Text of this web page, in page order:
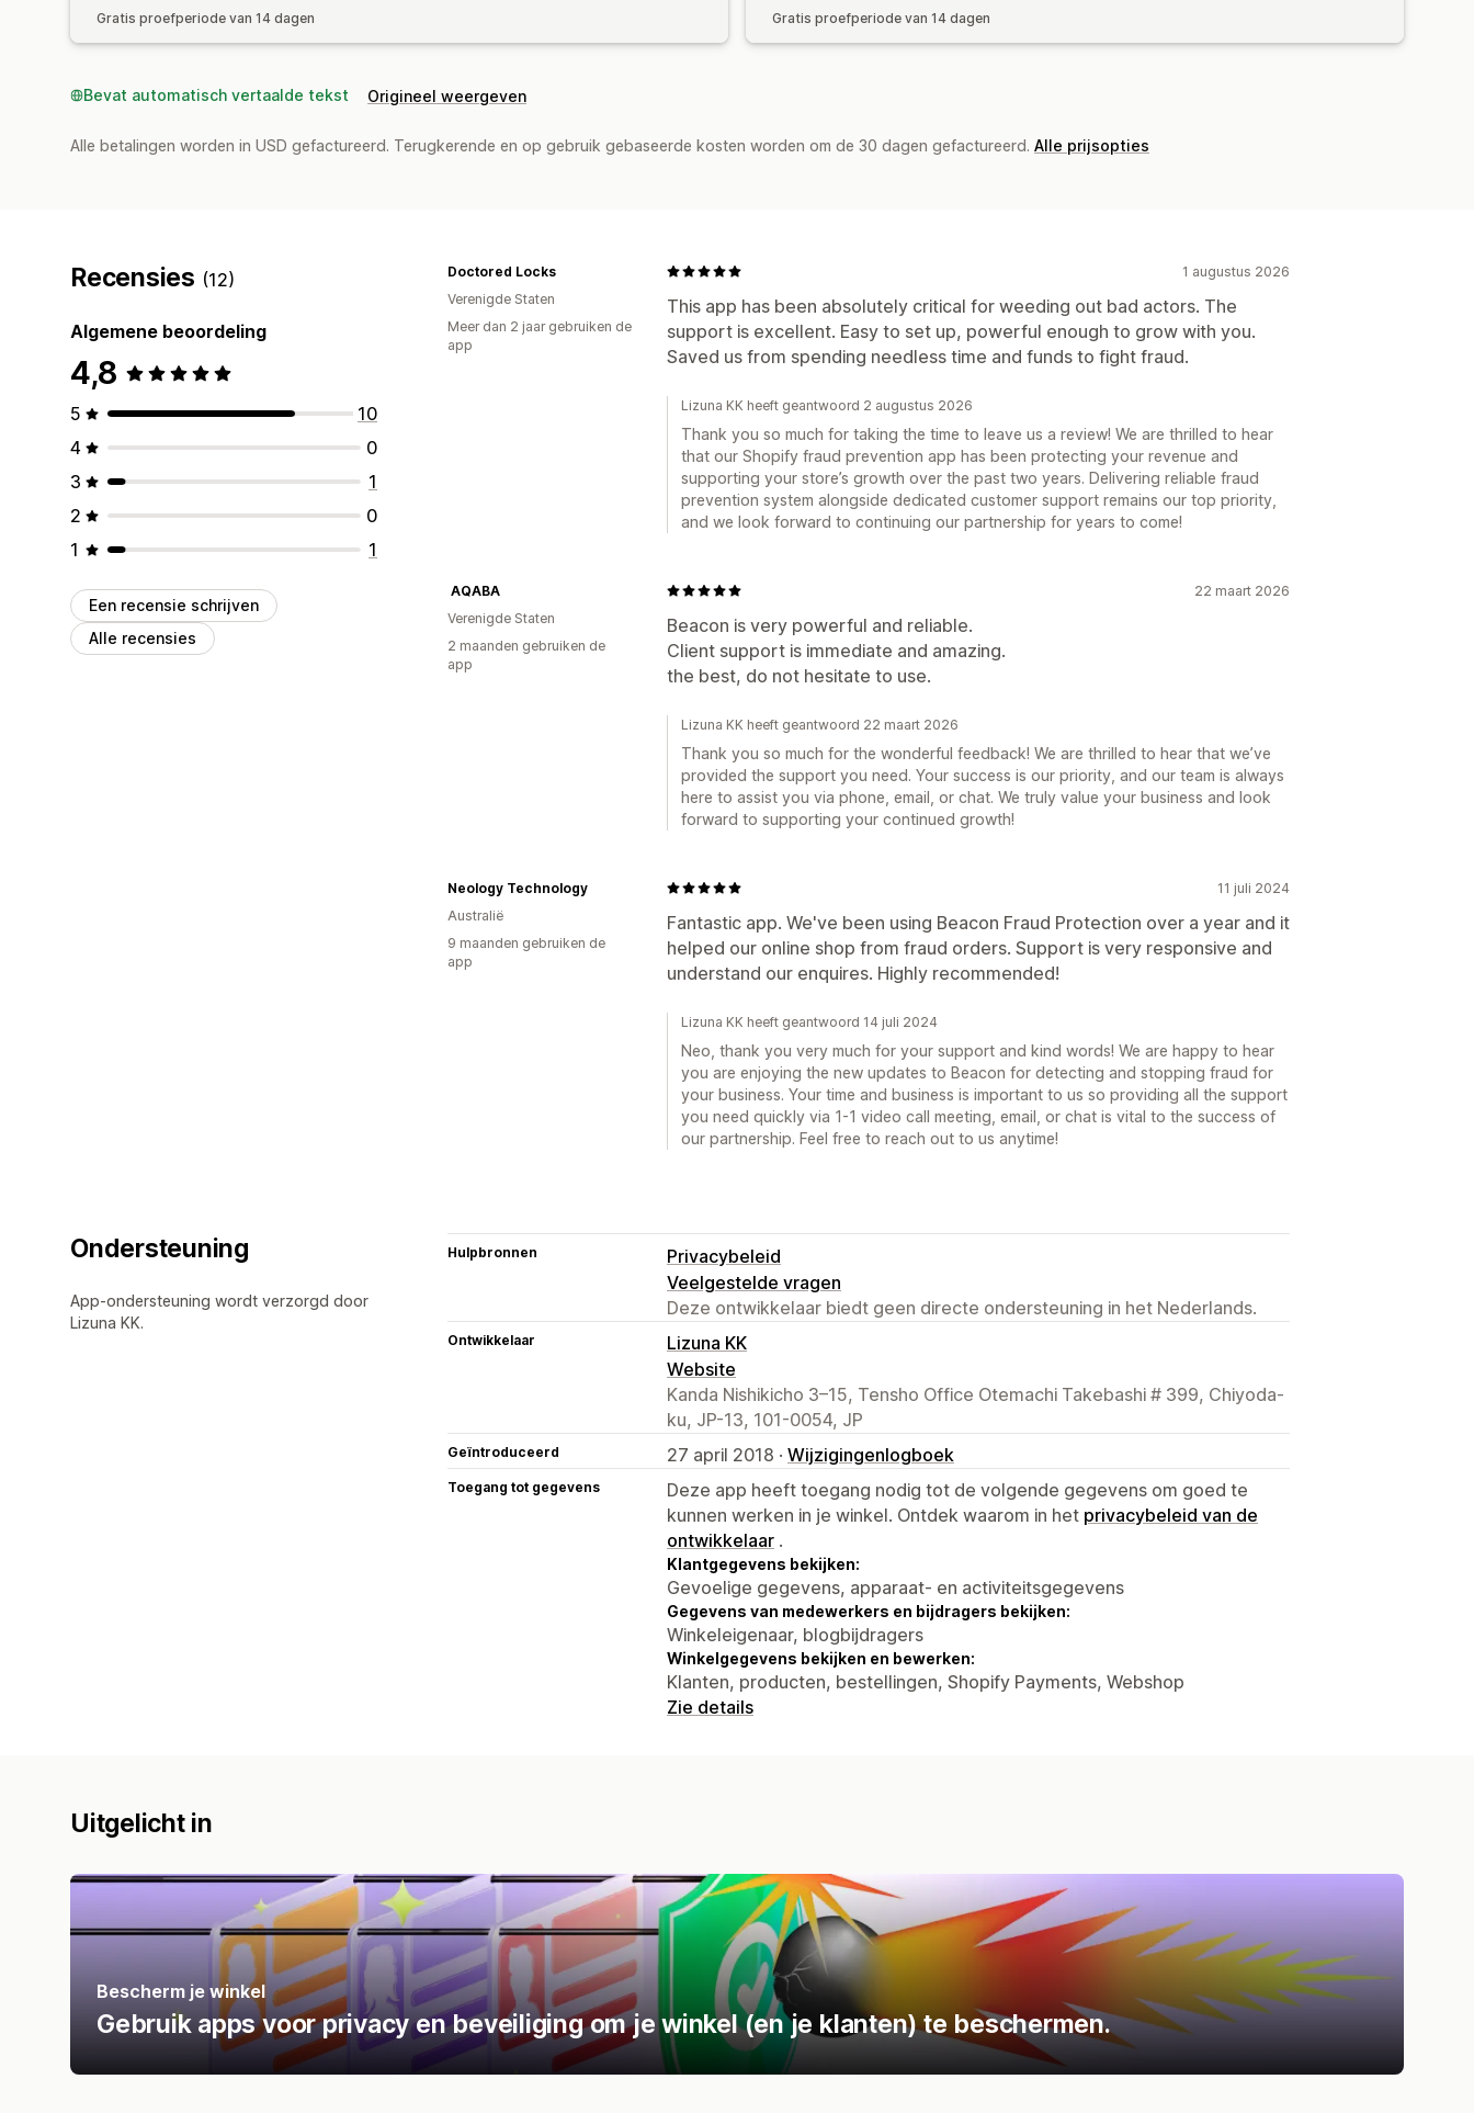
Gratis proefperiode van 14 dagen Gratis proefperiode van 14 dagen
Bevat automatisch vertaalde tekst Origineel weergeven
Alle betalingen worden in USD gefactureerd. Terugkerende en op gebruik gebaseerde kosten worden om de 30 dagen gefactureerd. Alle prijsopties
Recensies (12)
Algemene beoordeling
4,8
5
10
4
0
3
1
2
0
1
1
Een recensie schrijven
Alle recensies
1 augustus 2026
This app has been absolutely critical for weeding out bad actors. The
support is excellent. Easy to set up, powerful enough to grow with you.
Saved us from spending needless time and funds to fight fraud.
Doctored Locks
Verenigde Staten
Meer dan 2 jaar gebruiken de
app
Lizuna KK heeft geantwoord 2 augustus 2026
Thank you so much for taking the time to leave us a review! We are thrilled to hear
that our Shopify fraud prevention app has been protecting your revenue and
supporting your store’s growth over the past two years. Delivering reliable fraud
prevention system alongside dedicated customer support remains our top priority,
and we look forward to continuing our partnership for years to come!
22 maart 2026
Beacon is very powerful and reliable.
Client support is immediate and amazing.
the best, do not hesitate to use.
AQABA
Verenigde Staten
2 maanden gebruiken de
app
Lizuna KK heeft geantwoord 22 maart 2026
Thank you so much for the wonderful feedback! We are thrilled to hear that we’ve
provided the support you need. Your success is our priority, and our team is always
here to assist you via phone, email, or chat. We truly value your business and look
forward to supporting your continued growth!
11 juli 2024
Fantastic app. We've been using Beacon Fraud Protection over a year and it
helped our online shop from fraud orders. Support is very responsive and
understand our enquires. Highly recommended!
Neology Technology
Australië
9 maanden gebruiken de
app
Lizuna KK heeft geantwoord 14 juli 2024
Neo, thank you very much for your support and kind words! We are happy to hear
you are enjoying the new updates to Beacon for detecting and stopping fraud for
your business. Your time and business is important to us so providing all the support
you need quickly via 1-1 video call meeting, email, or chat is vital to the success of
our partnership. Feel free to reach out to us anytime!
Ondersteuning
App-ondersteuning wordt verzorgd door
Lizuna KK.
Hulpbronnen
Privacybeleid
Veelgestelde vragen
Deze ontwikkelaar biedt geen directe ondersteuning in het Nederlands.
Ontwikkelaar
Lizuna KK
Website
Kanda Nishikicho 3–15, Tensho Office Otemachi Takebashi # 399, Chiyoda-
ku, JP-13, 101-0054, JP
Geïntroduceerd 27 april 2018 · Wijzigingenlogboek
Toegang tot gegevens
Deze app heeft toegang nodig tot de volgende gegevens om goed te
kunnen werken in je winkel. Ontdek waarom in het privacybeleid van de
ontwikkelaar .
Klantgegevens bekijken:
Gevoelige gegevens, apparaat- en activiteitsgegevens
Gegevens van medewerkers en bijdragers bekijken:
Winkeleigenaar, blogbijdragers
Winkelgegevens bekijken en bewerken:
Klanten, producten, bestellingen, Shopify Payments, Webshop
Zie details
Uitgelicht in
Bescherm je winkel
Gebruik apps voor privacy en beveiliging om je winkel (en je klanten) te beschermen.